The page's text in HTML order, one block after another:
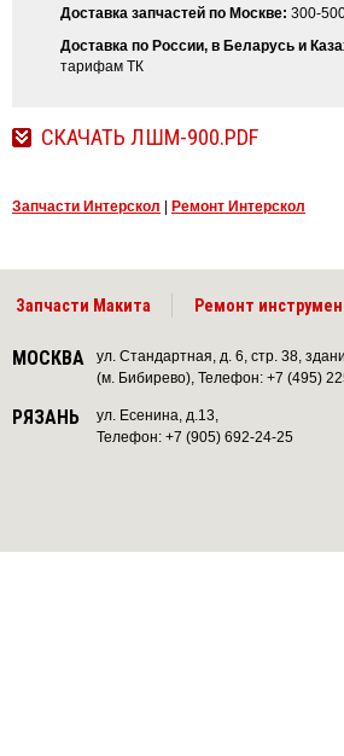
Доставка запчастей по Москве: 300-
Доставка по России, в Беларусь и
тарифам ТК
СКАЧАТЬ ЛШМ-900.PDF
Запчасти Интерскол Ремонт Интерскол
Запчасти Макита Ремонт
МОСКВА
ул. Стандартная, д. 6, стр. 38,
(м. Бибирево), Телефон: +7 (495)
РЯЗАНЬ
ул. Есенина, д.13,
Телефон: +7 (905) 692-24-25